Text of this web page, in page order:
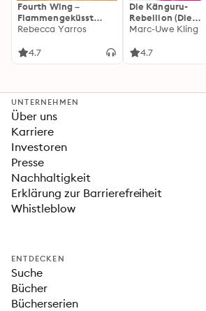
Fourth Wing –
Flammengeküsst
(Flammengeküsst-
Rebecca Yarros
4.7
Die Känguru-
Rebellion (Die
Känguru-Werke 5)
Marc-Uwe Kling
4.7
UNTERNEHMEN
Über uns
Karriere
Investoren
Presse
Nachhaltigkeit
Erklärung zur Barrierefreiheit
Whistleblow
ENTDECKEN
Suche
Bücher
Bücherserien